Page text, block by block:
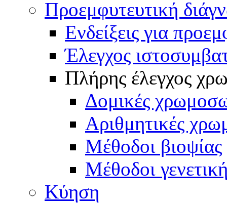
Προεμφυτευτική
Ενδείξεις για
Έλεγχος
Πλήρης έλεγχος
Δομικές
Αριθμητικές
Μέθοδοι βιοψίας
Mέθοδοι
Κύηση